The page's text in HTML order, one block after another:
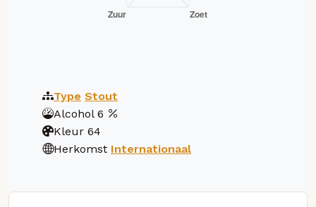
Type Stout
Alcohol 6
Kleur 64
Herkomst Internationaal